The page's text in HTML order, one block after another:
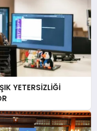
YETERSİZLİĞİ